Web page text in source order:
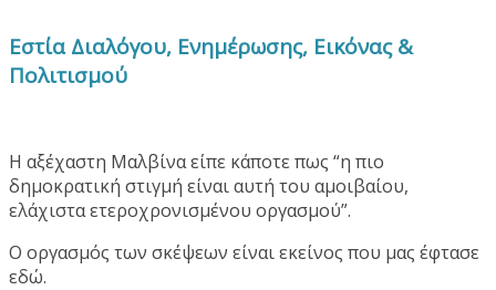
Εστία Διαλόγου, Ενημέρωσης, Εικόνας &
Πολιτισμού
Η αξέχαστη Μαλβίνα είπε κάποτε πως “η πιο
δημοκρατική στιγμή είναι αυτή του αμοιβαίου,
ελάχιστα ετεροχρονισμένου οργασμού”.
Ο οργασμός των σκέψεων είναι εκείνος που μας έφτασε
εδώ.